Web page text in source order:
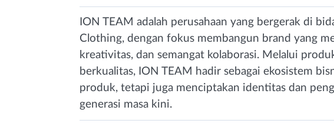
ION TEAM adalah perusahaan yang bergerak di
Clothing, dengan fokus membangun brand yang
kreativitas, dan semangat kolaborasi. Melalui
berkualitas, ION TEAM hadir sebagai ekosistem
produk, tetapi juga menciptakan identitas dan
generasi masa kini.